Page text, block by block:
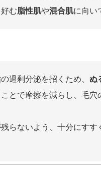
む脂性肌や混合肌に向い
過剰分泌を招くため、 ぬ
とで摩擦を減らし、毛
らないよう、十分にす